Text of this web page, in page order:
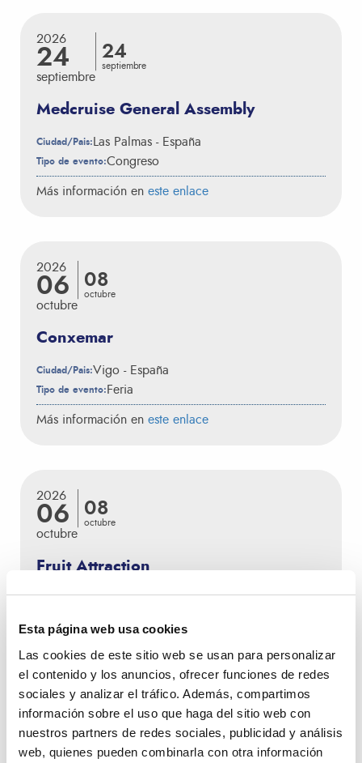
Esta página web usa cookies
Las cookies de este sitio web se usan para personalizar
el contenido y los anuncios, ofrecer funciones de redes
sociales y analizar el tráfico. Además, compartimos
información sobre el uso que haga del sitio web con
nuestros partners de redes sociales, publicidad y análisis
web, quienes pueden combinarla con otra información
2026
24
septiembre
24
septiembre
Medcruise General Assembly
Ciudad/Pais: Las Palmas - España
Tipo de evento:Congreso
Más información en este enlace
2026
06
octubre
08
octubre
Conxemar
Ciudad/Pais:Vigo - España
Tipo de evento: Feria
Más información en este enlace
2026
06
octubre
08
octubre
Fruit Attraction
Madrid - España
Más información eneste enlace
05 10
noviembre